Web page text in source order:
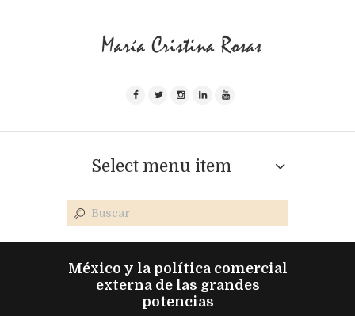
Select menu item
México y la política comercial
externa de las grandes
potencias